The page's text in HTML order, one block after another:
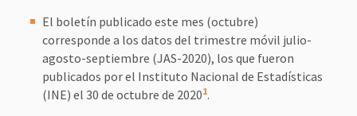
El boletín publicado este mes (octubre)
corresponde a los datos del trimestre móvil julio-
agosto-septiembre (JAS-2020), los que fueron
publicados por el Instituto Nacional de Estadísticas
(INE) el 30 de octubre de 20201.